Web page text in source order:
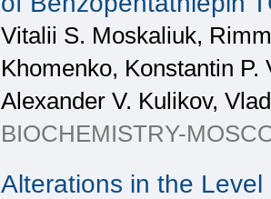
Vitalii S. Moskaliuk,
Khomenko, Konstantin
Alexander V. Kulikov,
BIOCHEMISTRY-
Alterations in the